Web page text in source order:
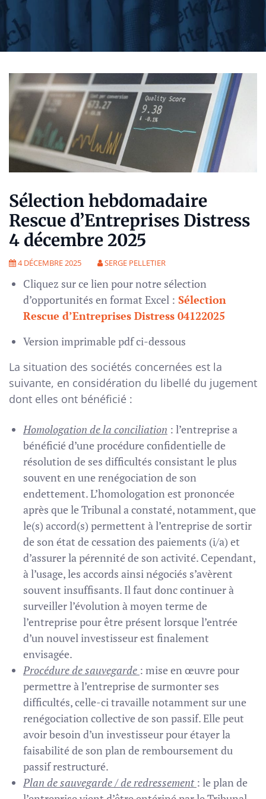
Sélection hebdomadaire
Rescue d’Entreprises Distress
4 décembre 2025
4 DÉCEMBRE 2025 SERGE PELLETIER
Cliquez sur ce lien pour notre sélection
d’opportunités en format Excel : Sélection
Rescue d’Entreprises Distress 04122025
Version imprimable pdf ci-dessous
La situation des sociétés concernées est la
suivante, en considération du libellé du jugement
dont elles ont bénéficié :
Homologation de la conciliation : l’entreprise a
bénéficié d’une procédure confidentielle de
résolution de ses difficultés consistant le plus
souvent en une renégociation de son
endettement. L’homologation est prononcée
après que le Tribunal a constaté, notamment, que
le(s) accord(s) permettent à l’entreprise de sortir
de son état de cessation des paiements (i/a) et
d’assurer la pérennité de son activité. Cependant,
à l’usage, les accords ainsi négociés s’avèrent
souvent insuffisants. Il faut donc continuer à
surveiller l’évolution à moyen terme de
l’entreprise pour être présent lorsque l’entrée
d’un nouvel investisseur est finalement
envisagée.
Procédure de sauvegarde : mise en œuvre pour
permettre à l’entreprise de surmonter ses
difficultés, celle-ci travaille notamment sur une
renégociation collective de son passif. Elle peut
avoir besoin d’un investisseur pour étayer la
faisabilité de son plan de remboursement du
passif restructuré.
Plan de sauvegarde / de redressement : le plan de